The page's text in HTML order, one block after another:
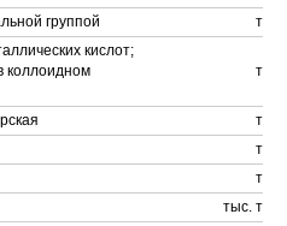
группой
т
кислот;
коллоидном
т
т
т
т
тыс. т